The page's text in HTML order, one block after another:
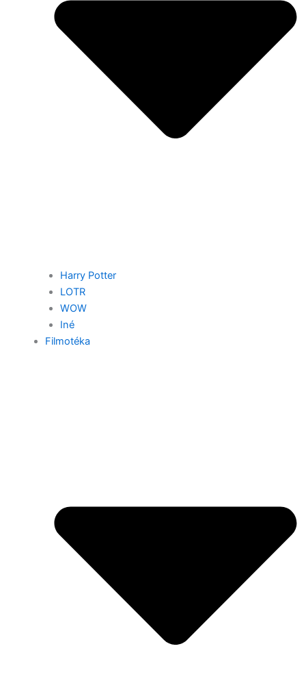
Harry Potter
LOTR
WOW
Iné
Filmotéka